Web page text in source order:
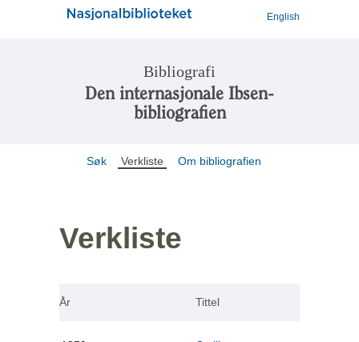
English
Bibliografi
Den internasjonale Ibsen-
bibliografien
Søk Verkliste Om bibliografien
Verkliste
År Tittel